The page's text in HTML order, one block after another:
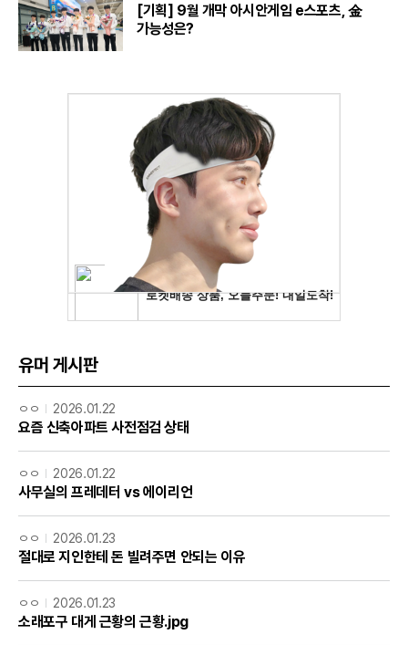
[기획] 9월 개막 아시안게임 e스포츠, 金
가능성은?
유머 게시판
ㅇㅇ 2026.01.22
요즘 신축아파트 사전점검 상태
ㅇㅇ 2026.01.22
사무실의 프레데터 vs 에이리언
ㅇㅇ 2026.01.23
절대로 지인한테 돈 빌려주면 안되는 이유
ㅇㅇ 2026.01.23
소래포구 대게 근황의 근황.jpg